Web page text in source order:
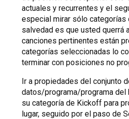
actuales y recurrentes y el
especial mirar sólo categorías
salvedad es que usted querrá
canciones pertinentes están
categorías seleccionadas lo
terminar con posiciones no
Ir a propiedades del conjunto
datos/programa/programa del
su categoría de Kickoff para
lugar, seguido por el paso de